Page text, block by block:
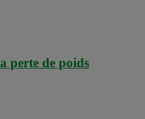
perte de poids